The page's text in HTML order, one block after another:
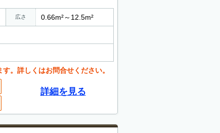
広さ 0.66m²～12.5m²
。詳しくはお問合せください。
詳細を見る